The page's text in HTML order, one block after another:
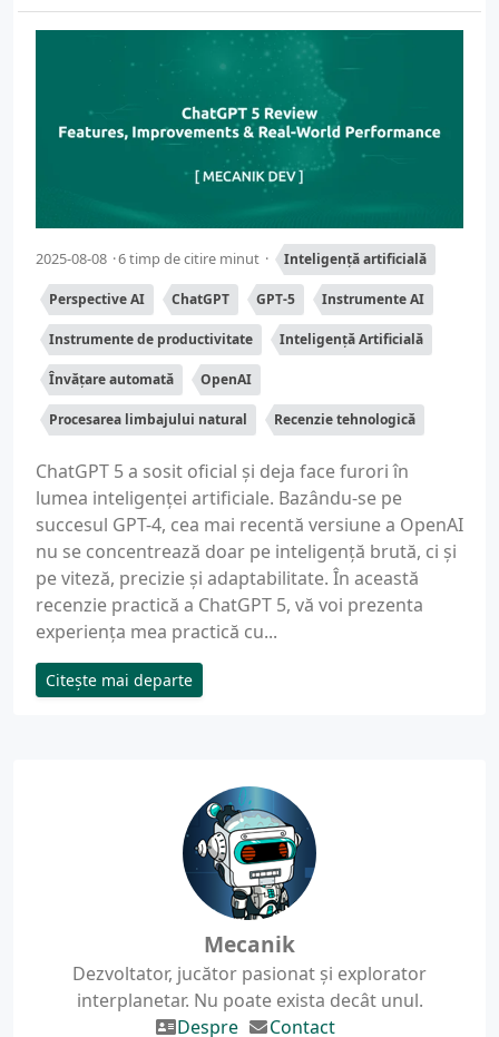
2025-08-08 6 timp de citire minut Inteligență artificială
Perspective AI ChatGPT GPT-5 Instrumente AI
Instrumente de productivitate Inteligență Artificială
Învățare automată OpenAI
Procesarea limbajului natural Recenzie tehnologică
ChatGPT 5 a sosit oficial și deja face furori în
lumea inteligenței artificiale. Bazându-se pe
succesul GPT-4, cea mai recentă versiune a OpenAI
nu se concentrează doar pe inteligență brută, ci și
pe viteză, precizie și adaptabilitate. În această
recenzie practică a ChatGPT 5, vă voi prezenta
experiența mea practică cu...
Citește mai departe
Mecanik
Dezvoltator, jucător pasionat și explorator
interplanetar. Nu poate exista decât unul.
Despre
Contact